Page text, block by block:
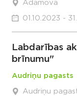
Adamova
01.10.2023 -
Labdarības
brīnumu"
Audriņu pagasts
Audriņu